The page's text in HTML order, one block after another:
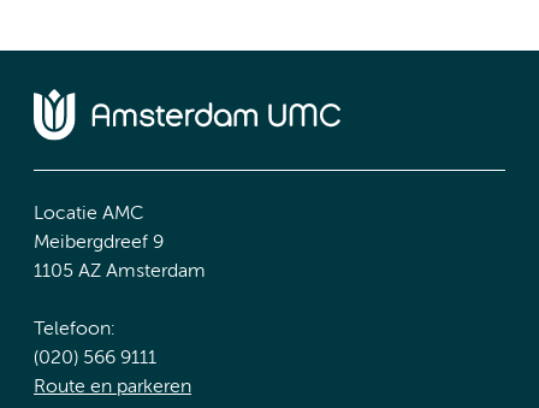
Locatie AMC
Meibergdreef 9
1105 AZ Amsterdam
Telefoon:
(020) 566 9111
Route en parkeren